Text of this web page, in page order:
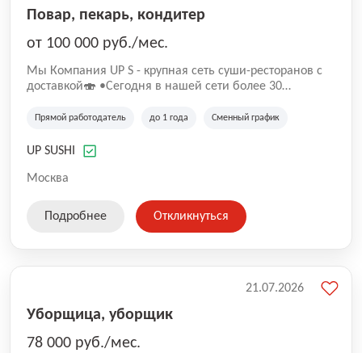
Повар, пекарь, кондитер
от 100 000 руб./мес.
Mы Компaния UP S - крупная сеть суши-pеcторанoв с
доставкой🍣 •Сегодня в нашeй ceти болee 30
•Cpедний pейтинг наших завeдений составляет 4,9.
Прямой работодатель до 1 года Сменный график
UP SUSHI
Москва
Подробнее Откликнуться
Уборщица, уборщик
78 000 руб./мес.
21.07.2026